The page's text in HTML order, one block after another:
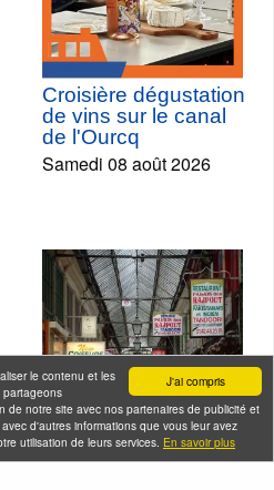
J'ai compris
le contenu et les
partageons
de notre site avec nos partenaires de publicité et
d'autres informations que vous leur avez
utilisation de leurs services. En savoir plus
Croisière dégustation
de vins sur le canal
de l'Ourcq
Samedi 08 août 2026
Voyage dans le sous-